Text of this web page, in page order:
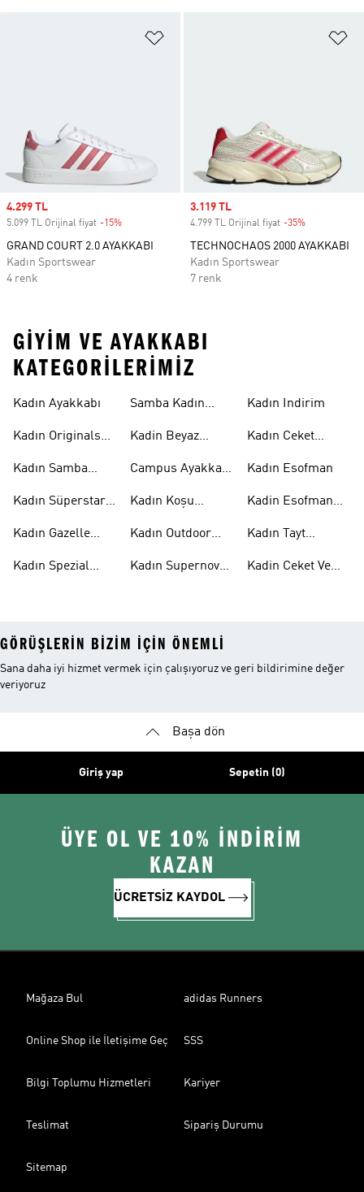
Sale price
4.299 TL
5.099 TL Orijinal fiyat -15%
GRAND COURT 2.0 AYAKKABI
Kadın Sportswear
4 renk
Sale price
3.119 TL
4.799 TL Orijinal fiyat -35%
TECHNOCHAOS 2000 AYAKKABI
Kadın Sportswear
7 renk
GIYIM VE AYAKKABI
KATEGORILERIMIZ
Kadın Ayakkabı
Kadın Originals
Kadın Samba
Kadın Süperstar
Kadın Gazelle
Kadın Spezial
Samba Kadın
Kadin Beyaz
Campus Ayakkabı
Kadın Koşu
Kadın Outdoor
Kadın Supernova
Kadın Indirim
Kadın Ceket
Kadın Esofman
Kadin Esofman
Kadın Tayt
Kadin Ceket Ve
GÖRÜŞLERIN BIZIM IÇIN ÖNEMLI
Sana daha iyi hizmet vermek için çalışıyoruz ve geri bildirimine değer
veriyoruz
Başa dön
Giriş yap Sepetin (0)
ÜYE OL VE 10% İNDİRİM
KAZAN
ÜCRETSİZ KAYDOL
Mağaza Bul adidas Runners
Online Shop ile İletişime Geç SSS
Bilgi Toplumu Hizmetleri Kariyer
Teslimat Sipariş Durumu
Sitemap